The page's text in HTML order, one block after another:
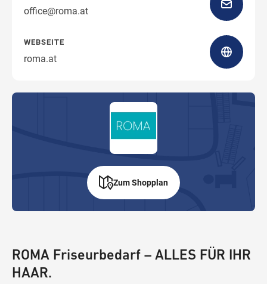
ROMA Friseurbedarf – ALLES FÜR IHR
HAAR.
office@roma.at
WEBSEITE
roma.at
Zum Shopplan